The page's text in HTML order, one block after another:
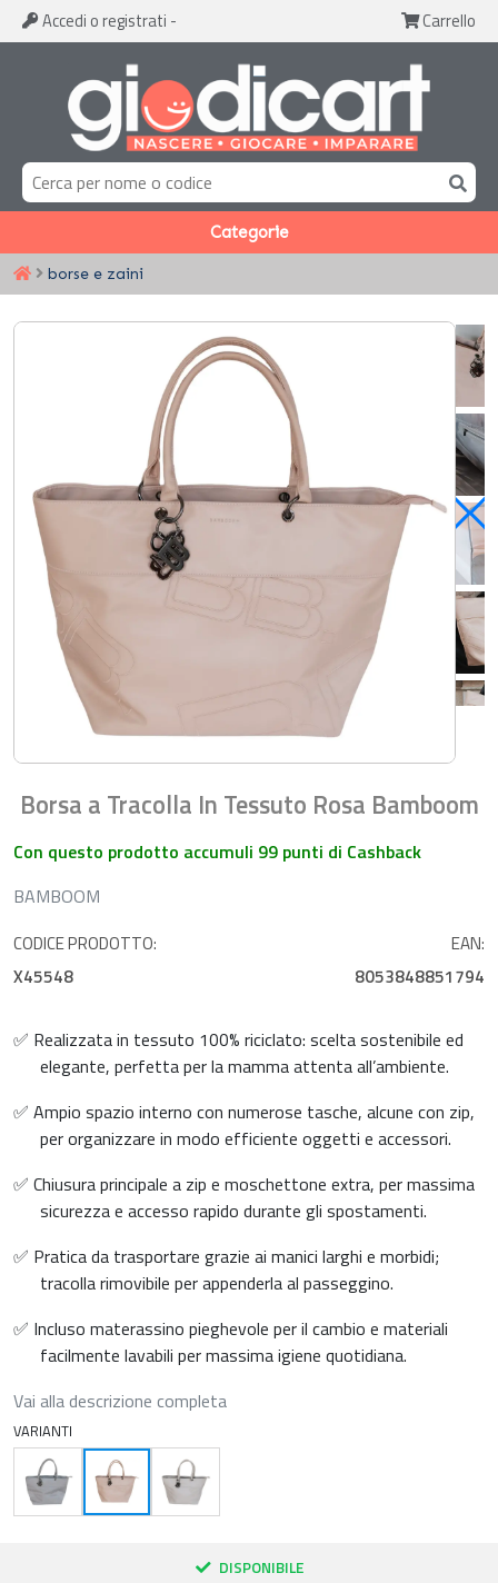
Accedi o registrati - Carrello
Categorie
borse e zaini
Borsa a Tracolla In Tessuto Rosa Bamboom
Con questo prodotto accumuli 99 punti di Cashback
BAMBOOM
CODICE PRODOTTO:
X45548
EAN:
8053848851794
✅ Realizzata in tessuto 100% riciclato: scelta sostenibile ed
elegante, perfetta per la mamma attenta all’ambiente.
✅ Ampio spazio interno con numerose tasche, alcune con zip,
per organizzare in modo efficiente oggetti e accessori.
✅ Chiusura principale a zip e moschettone extra, per massima
sicurezza e accesso rapido durante gli spostamenti.
✅ Pratica da trasportare grazie ai manici larghi e morbidi;
tracolla rimovibile per appenderla al passeggino.
✅ Incluso materassino pieghevole per il cambio e materiali
facilmente lavabili per massima igiene quotidiana.
Vai alla descrizione completa
VARIANTI
DISPONIBILE